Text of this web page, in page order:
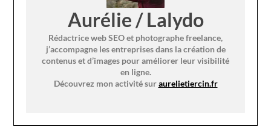
Aurélie / Lalydo
Rédactrice web SEO et photographe freelance,
j’accompagne les entreprises dans la création de
contenus et d’images pour améliorer leur visibilité
en ligne.
Découvrez mon activité suraurelietiercin.fr